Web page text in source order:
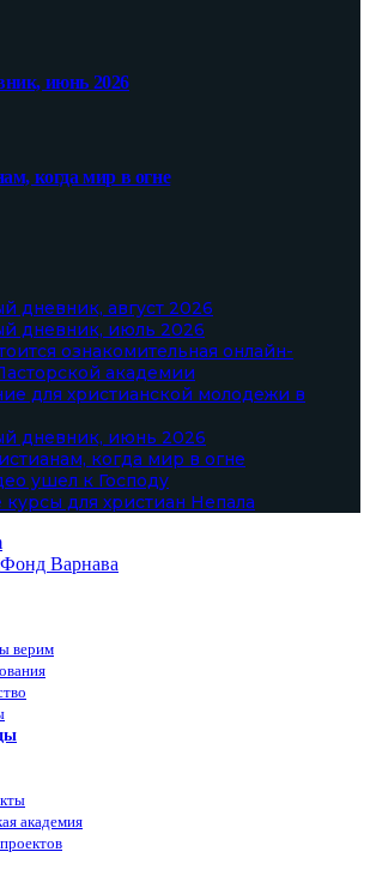
июнь 2026
когда мир в огне
дневник, август 2026
дневник, июль 2026
ознакомительная онлайн-
академии
для христианской молодежи в
дневник, июнь 2026
когда мир в огне
ушел к Господу
для христиан Непала
верим
академия